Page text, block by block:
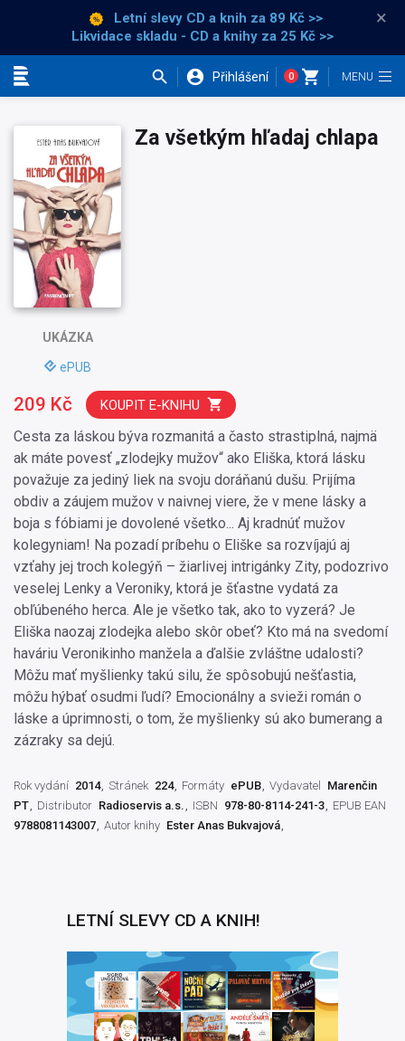
Letní slevy CD a knih za 89 Kč >>
Likvidace skladu - CD a knihy za 25 Kč >>
×
Přihlášení 0
UKÁZKA
ePUB
Za všetkým hľadaj chlapa
Cesta za láskou býva rozmanitá a často strastiplná, najmä
ak máte povesť „zlodejky mužov“ ako Eliška, ktorá lásku
považuje za jediný liek na svoju doráňanú dušu. Prijíma
obdiv a záujem mužov v naivnej viere, že v mene lásky a
boja s fóbiami je dovolené všetko... Aj kradnúť mužov
kolegyniam! Na pozadí príbehu o Eliške sa rozvíjajú aj
vzťahy jej troch kolegýň – žiarlivej intrigánky Zity, podozrivo
veselej Lenky a Veroniky, ktorá je šťastne vydatá za
obľúbeného herca. Ale je všetko tak, ako to vyzerá? Je
Eliška naozaj zlodejka alebo skôr obeť? Kto má na svedomí
haváriu Veronikinho manžela a ďalšie zvláštne udalosti?
Môžu mať myšlienky takú silu, že spôsobujú nešťastia,
môžu hýbať osudmi ľudí? Emocionálny a svieži román o
láske a úprimnosti, o tom, že myšlienky sú ako bumerang a
zázraky sa dejú.
209 Kč KOUPIT E-KNIHU
Rok vydání 2014 Stránek 224 Formáty ePUB Vydavatel Marenčin
PT
Distributor Radioservis a.s. ISBN 978-80-8114-241-3
EPUB EAN
9788081143007 Autor knihy Ester Anas Bukvajová
LETNÍ SLEVY CD A KNIH!